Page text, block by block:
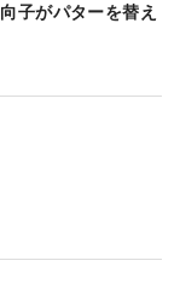
子がパターを替え